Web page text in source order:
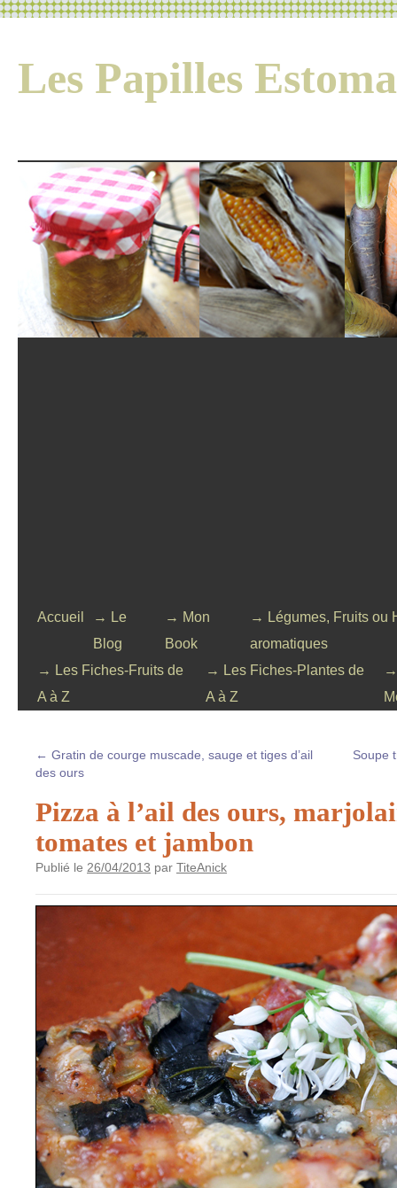
Les Papilles
Accueil
→ Le
Blog
→ Mon
Book
→ Légumes, Fruits ou
aromatiques
→ Les Fiches-Fruits de
A à Z
→ Les Fiches-Plantes de
A à Z
→
← Gratin de courge muscade, sauge et tiges d’ail
des ours
Soupe
Pizza à l’ail des ours,
tomates et jambon
Publié le 26/04/2013 par TiteAnick